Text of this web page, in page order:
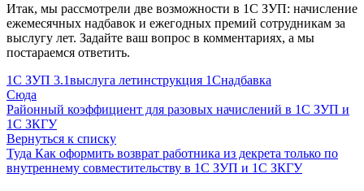
Итак, мы рассмотрели две возможности в 1С ЗУП: начисление
ежемесячных надбавок и ежегодных премий сотрудникам за
выслугу лет. Задайте ваш вопрос в комментариях, а мы
постараемся ответить.
1С ЗУП 3.1выслуга летинструкция 1Снадбавка
Сюда
Районный коэффициент для разовых начислений в 1С ЗУП и
1С ЗКГУ
Вернуться к списку
Туда Как оформить возврат работника из декрета только по
внутреннему совместительству в 1С ЗУП и 1С ЗКГУ